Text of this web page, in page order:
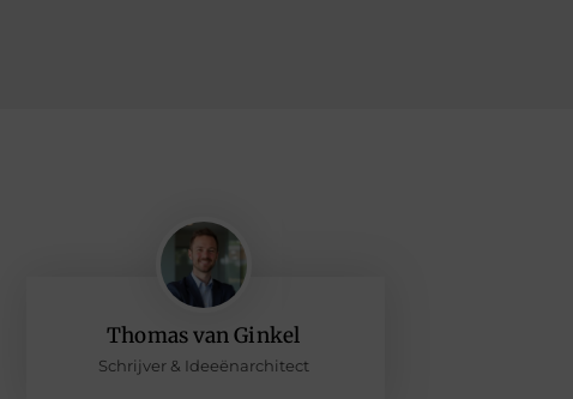
Thomas van Ginkel
Schrijver & Ideeënarchitect